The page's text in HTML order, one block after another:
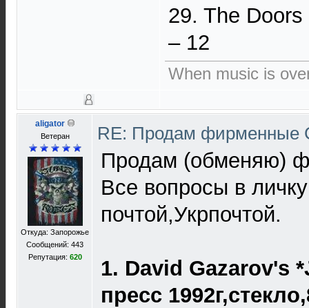
29. The
– 12
When music is
aligator
Ветеран
Откуда: Запорожье
Сообщений: 443
Репутация: 620
RE: Продам фирменные
Продам (обменяю)
Все вопросы в
почтой,Укрпочтой.
1. David Gazarov's
пресс